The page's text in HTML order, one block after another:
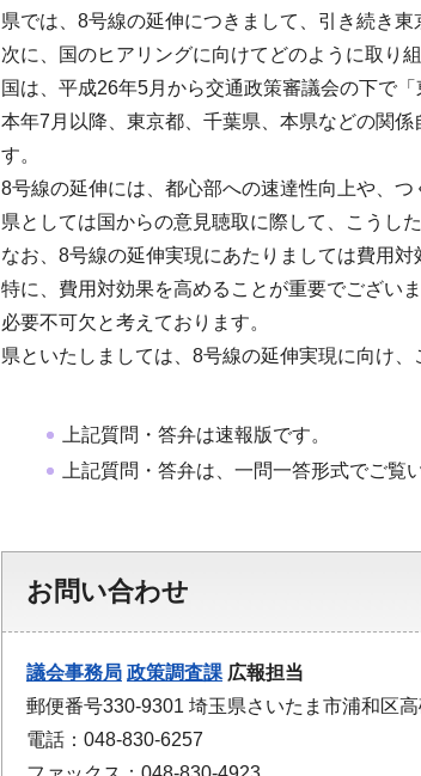
県では、8号線の延伸につきまして、引き続き
次に、国のヒアリングに向けてどのように取り
国は、平成26年5月から交通政策審議会の下で
本年7月以降、東京都、千葉県、本県などの関
す。
8号線の延伸には、都心部への速達性向上や、
県としては国からの意見聴取に際して、こうし
なお、8号線の延伸実現にあたりましては費用
特に、費用対効果を高めることが重要でござい
必要不可欠と考えております。
県といたしましては、8号線の延伸実現に
上記質問・答弁は速報版です。
上記質問・答弁は、一問一答形式でご覧
お問い合わせ
議会事務局 政策調査課 広報担当
郵便番号330-9301 埼玉県さいたま市浦和区
電話：048-830-6257